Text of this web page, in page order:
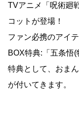
TVアニメ「呪術廻
コットが登場！
ファン必携のアイ
BOX特典:「五条悟
特典として、おま
が付いてきます。